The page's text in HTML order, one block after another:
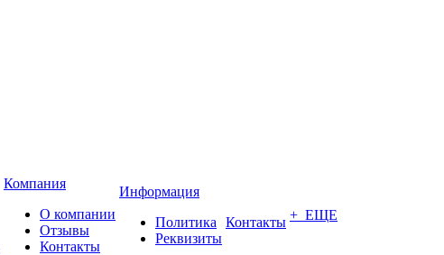
Компания
О компании
Отзывы
Контакты
Информация
Политика
Реквизиты
Контакты + ЕЩЕ